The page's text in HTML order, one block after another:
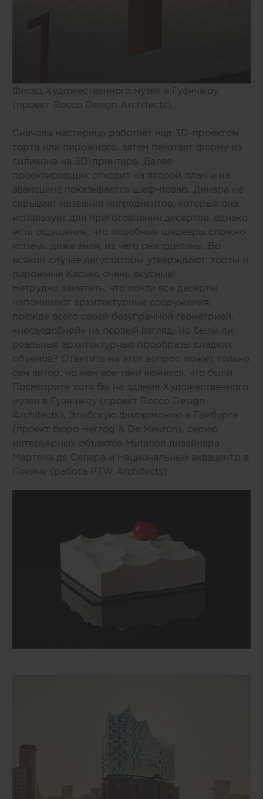
Фасад Художественного музея в Гуанчжоу
(проект Rocco Design Architects).
Сначала мастерица работает над 3D-проектом
торта или пирожного, затем печатает форму из
силикона на 3D-принтере. Далее
проектировщик отходит на второй план и на
авансцене показывается шеф-повар. Динара не
скрывает названия ингредиентов, которые она
использует для приготовления десертов, однако
есть ощущение, что подобные шедевры сложно
испечь, даже зная, из чего они сделаны. Во
всяком случае дегустаторы утверждают: торты и
пирожные Касько очень вкусные!
Нетрудно заметить, что почти все десерты
напоминают архитектурные сооружения,
прежде всего своей безупречной геометрией,
«несъедобной» на первый взгляд. Но были ли
реальные архитектурные прообразы сладких
объемов? Ответить на этот вопрос может только
сам автор, но нам все-таки кажется, что были.
Посмотрите хотя бы на здание Художественного
музея в Гуанчжоу (проект Rocco Design
Architects), Эльбскую филармонию в Гамбурге
(проект бюро Herzog & De Meuron), серию
интерьерных объектов Mutation дизайнера
Мартена де Селера и Национальный аквацентр в
Пекине (работа PTW Architects).